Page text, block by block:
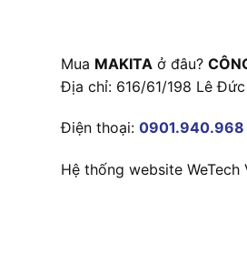
Mua MAKITA ở đâu?
Địa chỉ: 616/61/198 Lê
Điện thoại: 0901.940.968
Hệ thống website WeTech